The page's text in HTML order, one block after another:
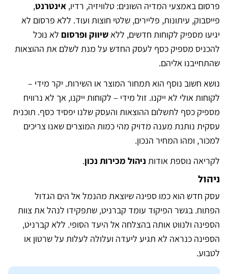
פרסום באמצעי המדיה השונים: טלוויזיה, רדיו, אינטרנט,
פייסבוק, עיתונות, פליירים, שלטי חוצות ועוד. ללא פרסום לא
יגיעו מספיק לקוחות חדשים, ללא שיווק ופרסום לא נוכל
להכניס מספיק כסף לעסק החדש על מנת לשלם את ההוצאות
שהתחייבנו אליהם.
נושא חשוב נוסף הוא תמחור המוצר או השירות. יקר מידי –
לקוחות אולי לא ייקנו. זול מידי – לקוחות ייקנו, אך לא נרוויח
מספיק כסף לתשלום ההוצאות והעסק שלנו יפסיד כסף. תוכנית
עסקית נותנת מענה מדויק מהי כמות המוצרים שאנו צריכים
למכור, ומהו המחיר הנכון.
לקריאה נוספת אודות ניהול מכירות נכון.
ניהול
עסק חדש הוא כמו ספינה שיוצאת מהנמל אל הים הגדול
הפתוח. בגשר הפיקוד עומד קברניט, שתפקידו לנהל את צוות
הספינה ולנווט אותה בהצלחה אל היעד הסופי. ללא קברניט,
הספינה כנראה לא תגיע ליעדה ועלולה לעלות על שרטון או
לטבוע.